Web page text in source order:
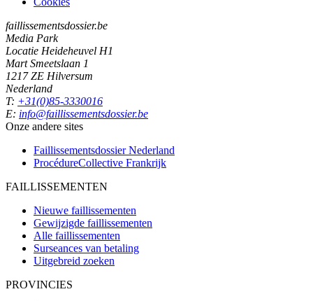
faillissementsdossier.be
Media Park
Locatie Heideheuvel H1
Mart Smeetslaan 1
1217 ZE Hilversum
Nederland
T: +31(0)85-3330016
E: info@faillissementsdossier.be
Onze andere sites
Faillissementsdossier Nederland
ProcédureCollective Frankrijk
FAILLISSEMENTEN
Nieuwe faillissementen
Gewijzigde faillissementen
Alle faillissementen
Surseances van betaling
Uitgebreid zoeken
PROVINCIES